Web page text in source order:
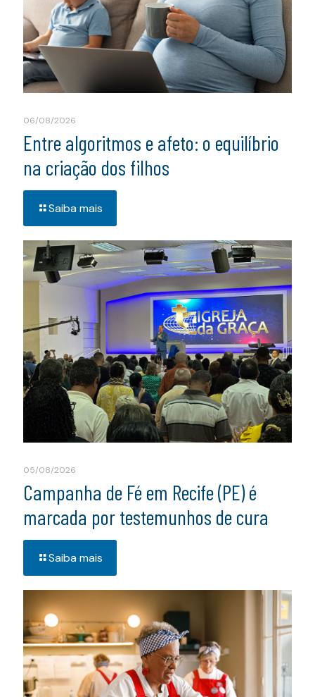
06/08/2026
Entre algoritmos e afeto: o equilíbrio
na criação dos filhos
Saiba mais
05/08/2026
Campanha de Fé em Recife (PE) é
marcada por testemunhos de cura
Saiba mais